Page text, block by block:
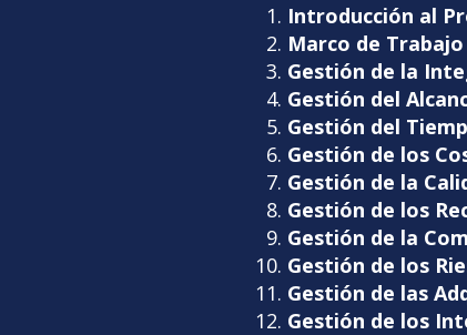
Introducción al
Marco de
Gestión de la
Gestión del
Gestión del
Gestión de los
Gestión de la
Gestión de los
Gestión de la
Gestión de los
Gestión de las
Gestión de los